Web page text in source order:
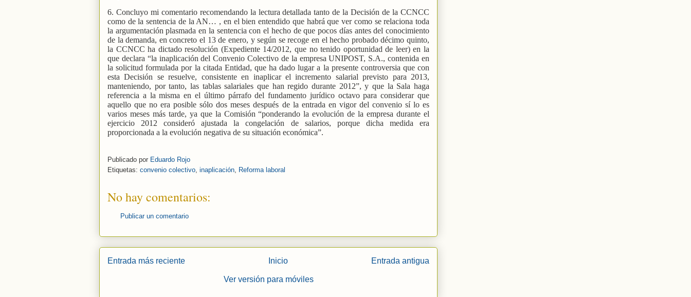
6. Concluyo mi comentario recomendando la lectura detallada tanto de la Decisión de la CCNCC
como de la sentencia de la AN… , en el bien entendido que habrá que ver como se relaciona toda
la argumentación plasmada en la sentencia con el hecho de que pocos días antes del conocimiento
de la demanda, en concreto el 13 de enero, y según se recoge en el hecho probado décimo quinto,
la CCNCC ha dictado resolución (Expediente 14/2012, que no tenido oportunidad de leer) en la
que declara “la inaplicación del Convenio Colectivo de la empresa UNIPOST, S.A., contenida en
la solicitud formulada por la citada Entidad, que ha dado lugar a la presente controversia que con
esta Decisión se resuelve, consistente en inaplicar el incremento salarial previsto para 2013,
manteniendo, por tanto, las tablas salariales que han regido durante 2012”, y que la Sala haga
referencia a la misma en el último párrafo del fundamento jurídico octavo para considerar que
aquello que no era posible sólo dos meses después de la entrada en vigor del convenio sí lo es
varios meses más tarde, ya que la Comisión “ponderando la evolución de la empresa durante el
ejercicio 2012 consideró ajustada la congelación de salarios, porque dicha medida era
proporcionada a la evolución negativa de su situación económica”.
Publicado por Eduardo Rojo
Etiquetas: convenio colectivo, inaplicación, Reforma laboral
No hay comentarios:
Publicar un comentario
Entrada más reciente Entrada antigua
Inicio
Ver versión para móviles